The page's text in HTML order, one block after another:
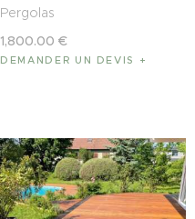
Pergolas
1,800.00 €
DEMANDER UN DEVIS